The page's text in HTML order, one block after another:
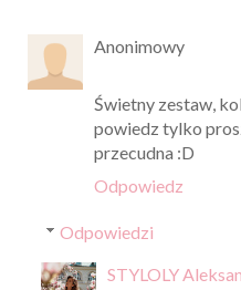
Anonimowy
Świetny zestaw,
powiedz tylko
przecudna :D
Odpowiedz
Odpowiedzi
STYLOLY